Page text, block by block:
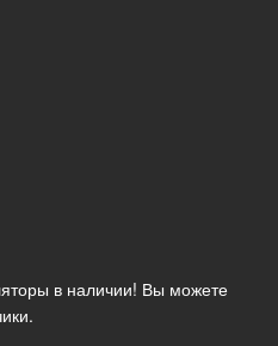
в наличии! Вы можете